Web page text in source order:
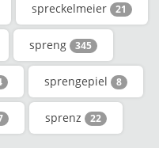
spreckelmeier 21
spreng 345
sprengepiel 8
sprenz 22